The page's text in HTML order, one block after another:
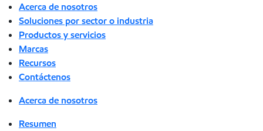
Acerca de nosotros
Soluciones por sector o industria
Productos y servicios
Marcas
Recursos
Contáctenos
Acerca de nosotros
Resumen